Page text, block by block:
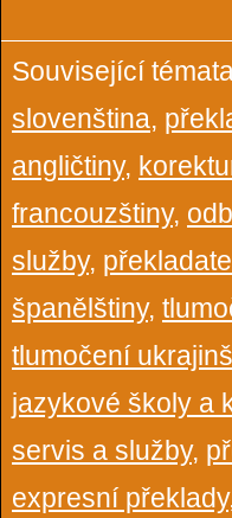
Související
slovenština,
angličtiny,
francouzštiny,
služby,
španělštiny,
tlumočení
jazykové školy a
servis a služby,
expresní překlady